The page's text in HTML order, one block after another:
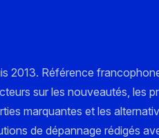
2013. Référence
sur les nouveautés, les
marquantes et les
de dépannage rédigés